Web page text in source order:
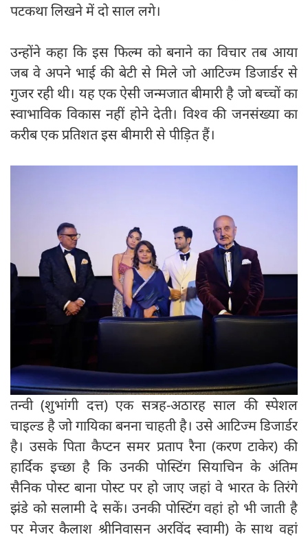
पटकथा लिखने में दो साल लगे।
उन्होंने कहा कि इस फिल्म को बनाने का विचार तब आया
जब वे अपने भाई की बेटी से मिले जो आटिज्म डिजार्डर से
गुजर रही थी। यह एक ऐसी जन्मजात बीमारी है जो बच्चों का
स्वाभाविक विकास नहीं होने देती। विश्व की जनसंख्या का
करीब एक प्रतिशत इस बीमारी से पीड़ित हैं।
तन्वी (शुभांगी दत्त) एक सत्रह-अठारह साल की स्पेशल
चाइल्ड है जो गायिका बनना चाहती है। उसे आटिज्म डिजार्डर
है। उसके पिता कैप्टन समर प्रताप रैना (करण टाकेर) की
हार्दिक इच्छा है कि उनकी पोस्टिंग सियाचिन के अंतिम
सैनिक पोस्ट बाना पोस्ट पर हो जाए जहां वे भारत के तिरंगे
झंडे को सलामी दे सकें। उनकी पोस्टिंग वहां हो भी जाती है
पर मेजर कैलाश श्रीनिवासन अरविंद स्वामी) के साथ वहां